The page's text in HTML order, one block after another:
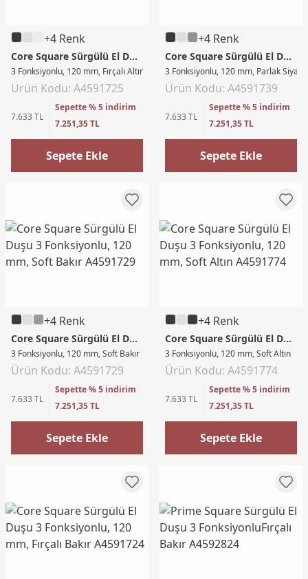
+4 Renk
Core Square Sürgülü El Duşu
3 Fonksiyonlu, 120 mm, Fırçalı Altın
Ürün Kodu: A4591725
7.633 TL
Sepette % 5 indirim
7.251,35 TL
Sepete Ekle
+4 Renk
Core Square Sürgülü El Duşu
3 Fonksiyonlu, 120 mm, Parlak Siyah
Ürün Kodu: A4591739
7.633 TL
Sepette % 5 indirim
7.251,35 TL
Sepete Ekle
+4 Renk
Core Square Sürgülü El Duşu
3 Fonksiyonlu, 120 mm, Soft Bakır
Ürün Kodu: A4591729
7.633 TL
Sepette % 5 indirim
7.251,35 TL
Sepete Ekle
+4 Renk
Core Square Sürgülü El Duşu
3 Fonksiyonlu, 120 mm, Soft Altın
Ürün Kodu: A4591774
7.633 TL
Sepette % 5 indirim
7.251,35 TL
Sepete Ekle